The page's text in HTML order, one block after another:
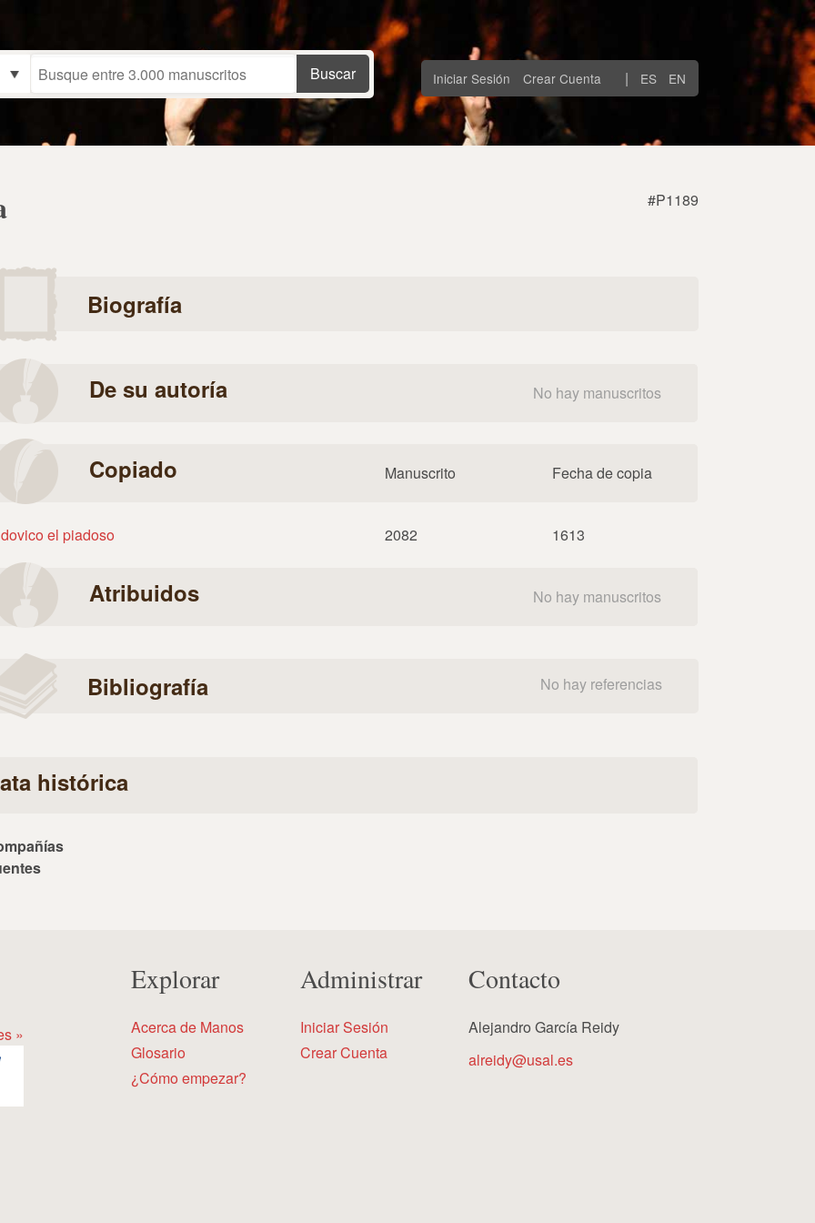
Iniciar Sesión Crear Cuenta | ES EN
#P1189
Biografía
De su autoría No hay manuscritos
Copiado Manuscrito Fecha de copia
el piadoso 2082 1613
Atribuidos No hay manuscritos
Bibliografía No hay referencias
histórica
»
Explorar
Acerca de Manos
Glosario
¿Cómo empezar?
Administrar
Iniciar Sesión
Crear Cuenta
Contacto
Alejandro García Reidy
alreidy@usal.es